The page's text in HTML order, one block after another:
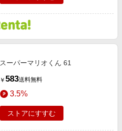
スーパーマリオくん 61
￥ 583送料無料
3.5%
ストアにすすむ